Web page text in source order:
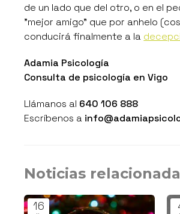
de un lado que del otro, o en el
"mejor amigo" que por anhelo
conducirá finalmente a la
Adamia Psicología
Consulta de psicología en Vigo
Llámanos al 640 106 888
Escríbenos a
Noticias
16